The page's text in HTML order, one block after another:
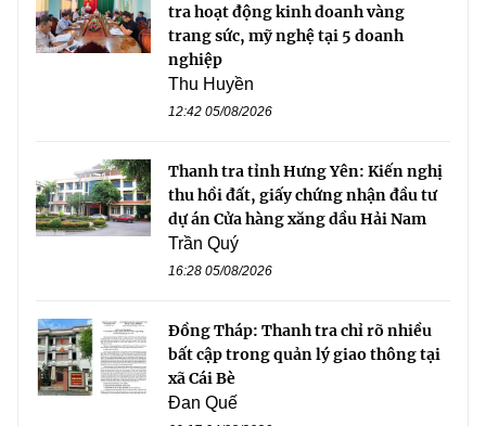
tra hoạt động kinh doanh vàng
trang sức, mỹ nghệ tại 5 doanh
nghiệp
Thu Huyền
12:42 05/08/2026
Thanh tra tỉnh Hưng Yên: Kiến nghị
thu hồi đất, giấy chứng nhận đầu tư
dự án Cửa hàng xăng dầu Hải Nam
Trần Quý
16:28 05/08/2026
Đồng Tháp: Thanh tra chỉ rõ nhiều
bất cập trong quản lý giao thông tại
xã Cái Bè
Đan Quế